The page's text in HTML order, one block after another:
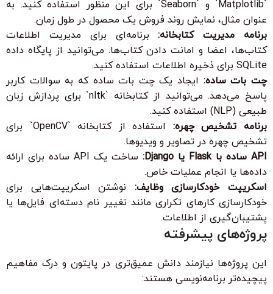
`Matplotlib` و `Seaborn` برای این منظور استفاده کنید. به
عنوان مثال، نمایش روند فروش یک محصول در طول زمان.
برنامه مدیریت کتابخانه:برنامه‌ای برای مدیریت اطلاعات
کتاب‌ها، اعضا و امانت دادن کتاب‌ها. می‌توانید از پایگاه داده
SQLite برای ذخیره اطلاعات استفاده کنید.
چت بات ساده: ایجاد یک چت بات ساده که به سوالات کاربر
پاسخ می‌دهد. می‌توانید از کتابخانه `nltk` برای پردازش زبان
طبیعی (NLP) استفاده کنید.
برنامه تشخیص چهره:
استفاده از کتابخانه `OpenCV` برای
تشخیص چهره در تصاویر و ویدیوها.
API ساده با Flask یا Django:
ساخت یک API ساده برای ارائه
داده‌ها یا انجام عملیات خاص.
اسکریپت خودکارسازی وظایف: نوشتن اسکریپت‌هایی برای
خودکارسازی کارهای تکراری مانند تغییر نام دسته‌ای فایل‌ها یا
پشتیبان‌گیری از اطلاعات.
پروژه‌های پیشرفته
این پروژه‌ها نیازمند دانش عمیق‌تری در پایتون و درک مفاهیم
پیچیده‌تر برنامه‌نویسی هستند: